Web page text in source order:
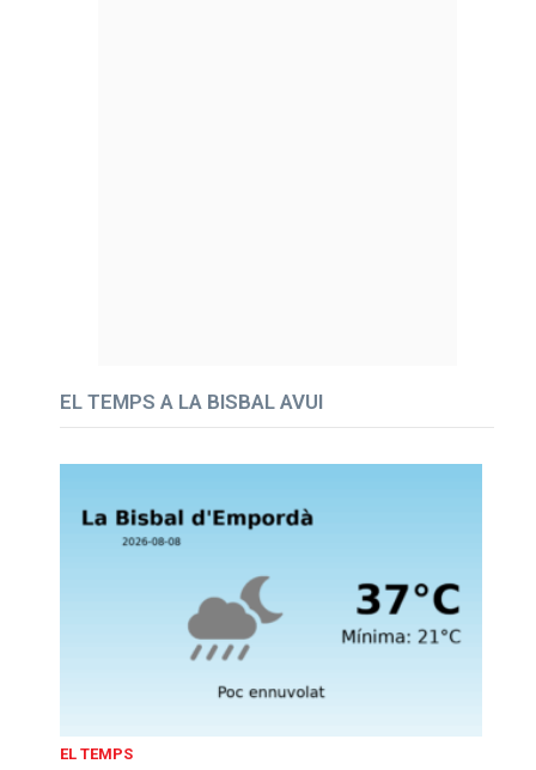
EL TEMPS A LA BISBAL AVUI
EL TEMPS